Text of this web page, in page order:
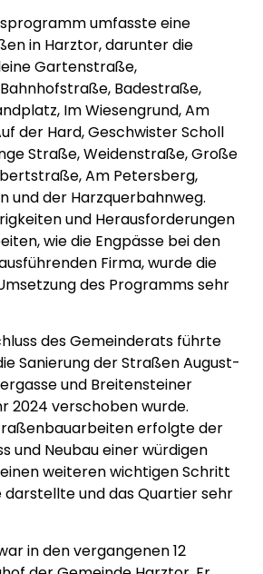
umfasste eine
in Harztor, darunter die
Gartenstraße,
Badestraße,
Im Wiesengrund, Am
der Hard, Geschwister Scholl
Straße, Weidenstraße, Große
Am Petersberg,
und der Harzquerbahnweg.
und Herausforderungen
wie die Engpässe bei den
Firma, wurde die
des Programms sehr
des Gemeinderats führte
Sanierung der Straßen August-
und Breitensteiner
2024 verschoben wurde.
erfolgte der
und Neubau einer würdigen
weiteren wichtigen Schritt
darstellte und das Quartier sehr
in den vergangenen 12